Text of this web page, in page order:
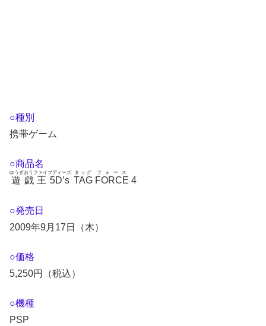
○種別
携帯ゲーム
○商品名
遊戯王5D’s
ゆうぎおうファイブディーズ
TAG
タッグ
FORCE
フォース
4
○発売日
2009年9月17日（木）
○価格
5,250円（税込）
○機種
PSP